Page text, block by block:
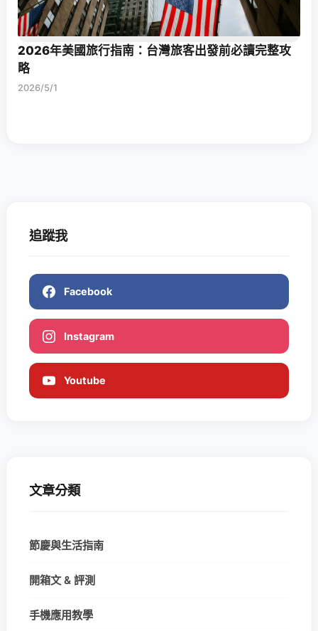
2026年美國旅行指南：台灣旅客出發前必讀完整攻
略
2026/5/1
追蹤我
Facebook
Instagram
Youtube
文章分類
節慶與生活指南
開箱文 & 評測
手機應用教學